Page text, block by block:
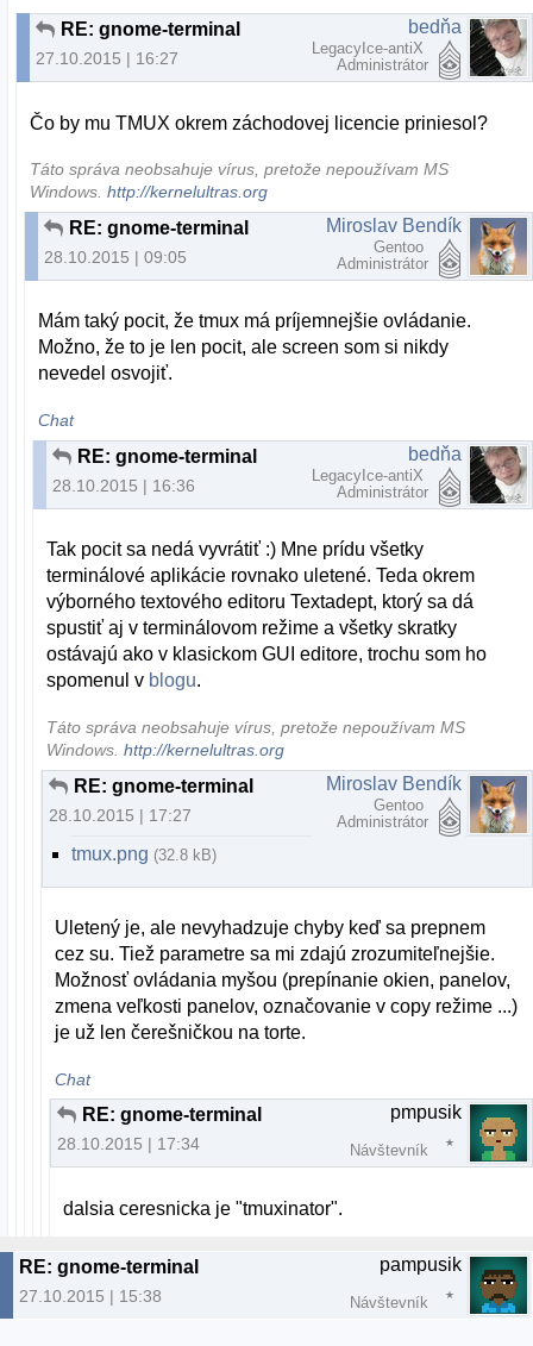
RE: gnome-terminal
27.10.2015 | 16:27
bedňa
LegacyIce-antiX
Administrátor
Čo by mu TMUX okrem záchodovej licencie priniesol?
Táto správa neobsahuje vírus, pretože nepoužívam MS
Windows.http://kernelultras.org
RE: gnome-terminal
28.10.2015 | 09:05
Miroslav Bendík
Gentoo
Administrátor
Mám taký pocit, že tmux má príjemnejšie ovládanie.
Možno, že to je len pocit, ale screen som si nikdy
nevedel osvojiť.
Chat
RE: gnome-terminal
28.10.2015 | 16:36
bedňa
LegacyIce-antiX
Administrátor
Tak pocit sa nedá vyvrátiť :) Mne prídu všetky
terminálové aplikácie rovnako uletené. Teda okrem
výborného textového editoru Textadept, ktorý sa dá
spustiť aj v terminálovom režime a všetky skratky
ostávajú ako v klasickom GUI editore, trochu som ho
spomenul v blogu.
Táto správa neobsahuje vírus, pretože nepoužívam MS
Windows.http://kernelultras.org
RE: gnome-terminal
28.10.2015 | 17:27
Miroslav Bendík
Gentoo
Administrátor
tmux.png (32.8 kB)
Uletený je, ale nevyhadzuje chyby keď sa prepnem
cez su. Tiež parametre sa mi zdajú zrozumiteľnejšie.
Možnosť ovládania myšou (prepínanie okien, panelov,
zmena veľkosti panelov, označovanie v copy režime ...)
je už len čerešničkou na torte.
Chat
RE: gnome-terminal
28.10.2015 | 17:34
pmpusik
Návštevník
dalsia ceresnicka je "tmuxinator".
RE: gnome-terminal
27.10.2015 | 15:38
pampusik
Návštevník